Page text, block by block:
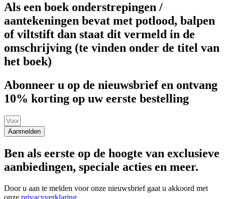
Als een boek onderstrepingen /
aantekeningen bevat met potlood, balpen
of viltstift dan staat dit vermeld in de
omschrijving (te vinden onder de titel van
het boek)
Abonneer u op de nieuwsbrief en ontvang
10% korting op uw eerste bestelling
Aanmelden
Ben als eerste op de hoogte van exclusieve
aanbiedingen, speciale acties en meer.
Door u aan te melden voor onze nieuwsbrief gaat u akkoord met
onze privacyverklaring